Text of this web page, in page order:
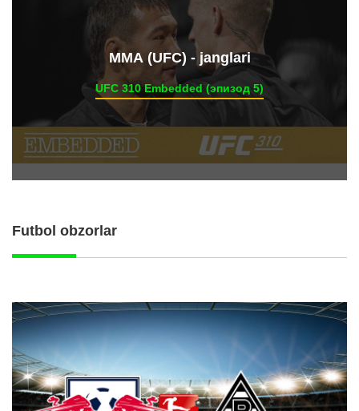
ММА (UFC) - janglari
UFC 310 Embedded (эпизод 5)
Futbol obzorlar